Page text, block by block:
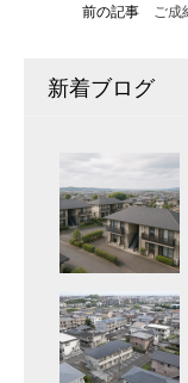
前の記事 ご成
新着ブログ